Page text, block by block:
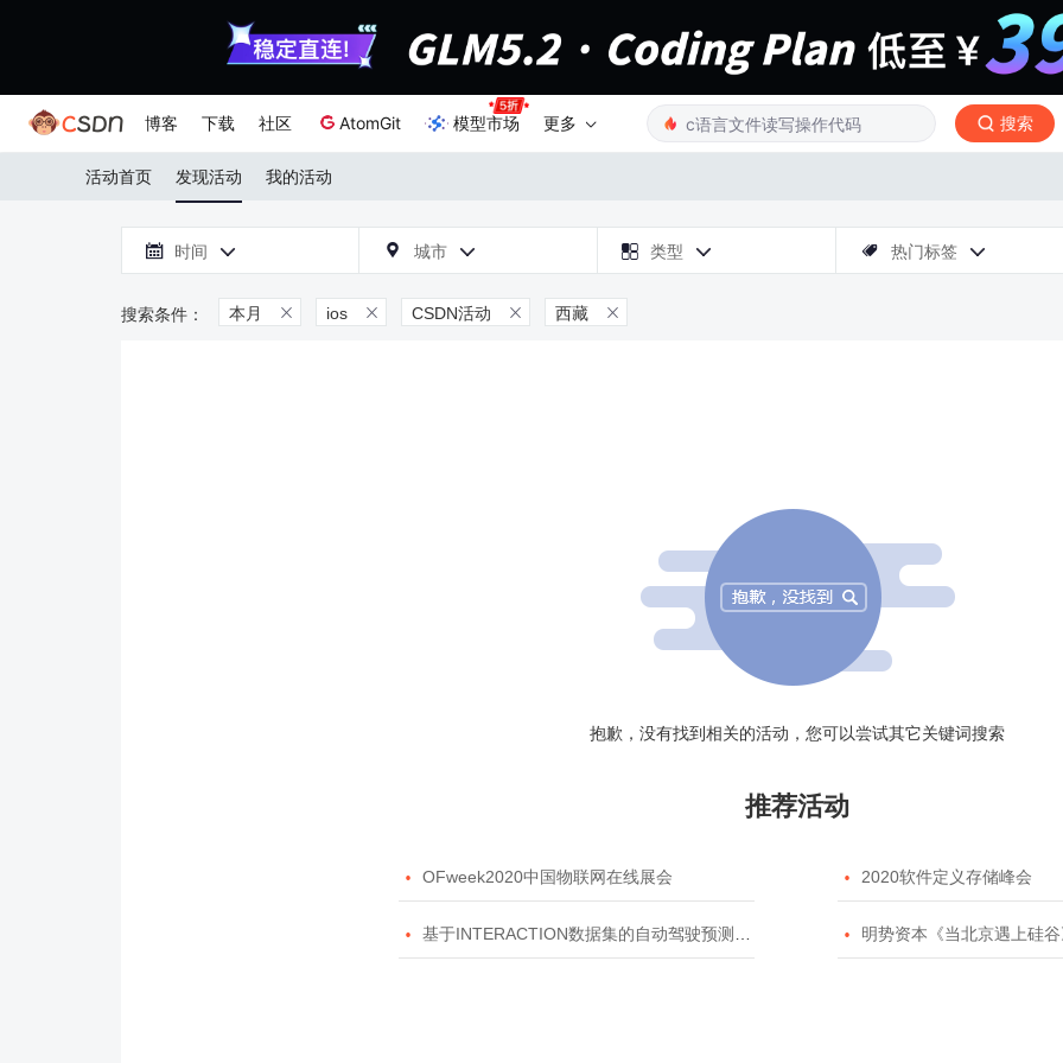
博客 下载 社区 AtomGit 模型市场 更多 搜索
活动首页 发现活动 我的活动
 时间   城市   类型   热门标签 
本月  ios  CSDN活动  西藏 
抱歉，没有找到相关的活动，您可以尝试其它关键词搜索
推荐活动
 OFweek2020中国物联网在线展会  2020软件定义存储峰会
 基于INTERACTION数据集的自动驾驶预测模型挑战赛  明势资本《当北京遇上硅谷》系列